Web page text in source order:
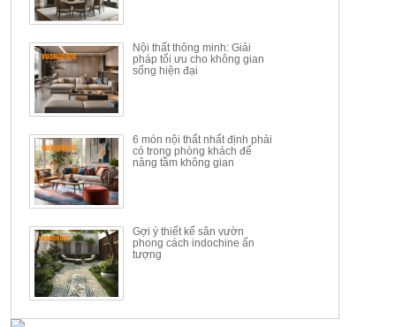
Nội thất thông minh: Giải
pháp tối ưu cho không gian
sống hiện đại
6 món nội thất nhất định phải
có trong phòng khách để
nâng tầm không gian
Gợi ý thiết kế sân vườn
phong cách indochine ấn
tượng